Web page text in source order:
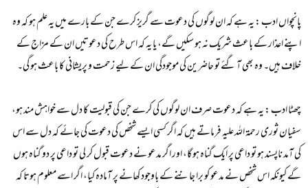
پانچواں ادب :یہ ہے کہ ان لوگوں کی دعوت سے گریز کرے جن کے بارے میں یہ علم ہو کہ وہ
اپنے اعذار کے باعث شریک نہ ہو سکیں گے، یا یہ کہ اس طرح کی دعوتیں ان کے مزاج کے
خلاف ہیں۔ وہ بھی آ گئے تو حاضرین کی موجودگی ان کے لیے زحمت و پریشانی کا باعث ہو گی۔
چھٹا ادب :یہ ہے کہ دعوت صرف ان لوگوں کی کرے جن کی قبولیت کا دل سے خواہش مند ہو،
سفیان ثوری رحمۃ اللہ علیہ فرماتے ہیں کہ اگر کسی ایسے شخص کی دعوت کی جائے کہ دل سے اس
کی آمد ناپسند ہو تو داعی پر ایک گناہ ہو گا، اور اگر مدعو نے دعوت قبول کر لی تو داعی پر دو گناہ ہوں
گے کیونکہ اس شخص نے مدعو کو برا جاننے کے باوجود کھانے پر آمادہ کیا، اگر اسے معلوم ہوتا کہ